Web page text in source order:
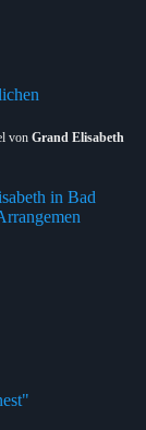
von Grand Elisabeth
in Bad